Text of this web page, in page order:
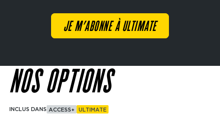
JE M’ABONNE À ULTIMATE
NOS OPTIONS
INCLUS DANS ACCESS+ ULTIMATE